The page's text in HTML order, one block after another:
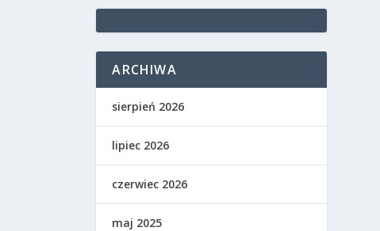
ARCHIWA
sierpień 2026
lipiec 2026
czerwiec 2026
maj 2025